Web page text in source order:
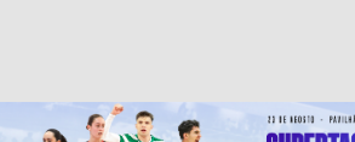
Resultados Andebol